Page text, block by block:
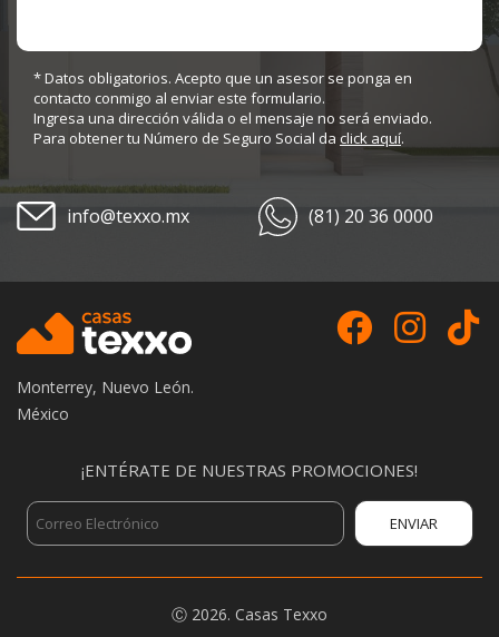
* Datos obligatorios. Acepto que un asesor se ponga en
contacto conmigo al enviar este formulario.
Ingresa una dirección válida o el mensaje no será enviado.
Para obtener tu Número de Seguro Social da click aquí.
info@texxo.mx (81) 20 36 0000
Monterrey, Nuevo León.
México
¡ENTÉRATE DE NUESTRAS PROMOCIONES!
Ⓒ 2026. Casas Texxo